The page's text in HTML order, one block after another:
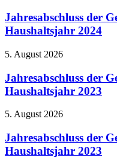
Jahresabschluss der
Haushaltsjahr 2024
5. August 2026
Jahresabschluss der
Haushaltsjahr 2023
5. August 2026
Jahresabschluss der
Haushaltsjahr 2023